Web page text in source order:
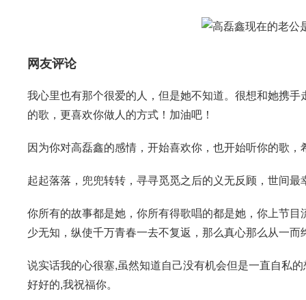
网友评论
我心里也有那个很爱的人，但是她不知道。很想和她携
的歌，更喜欢你做人的方式！加油吧！
因为你对高磊鑫的感情，开始喜欢你，也开始听你的歌，
起起落落，兜兜转转，寻寻觅觅之后的义无反顾，世间
你所有的故事都是她，你所有得歌唱的都是她，你上节
少无知，纵使千万青春一去不复返，那么真心那么从一
说实话我的心很塞,虽然知道自己没有机会但是一直自私
好好的,我祝福你。